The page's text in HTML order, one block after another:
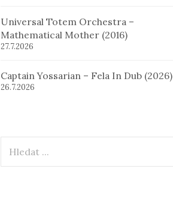
Universal Totem Orchestra –
Mathematical Mother (2016)
27.7.2026
Captain Yossarian – Fela In Dub (2026)
26.7.2026